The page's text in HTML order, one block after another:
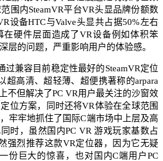
围内SteamVR平台VR头显品牌份额数
设备HTC与Valve头显共占据50%左右
在硬件层面造成了VR设备例如体积笨
层的问题，严重影响用户的体验感。
过兼容目前稳定性最好的SteamVR定位
超高清、超轻薄、超便携著称的arpara
不但解决了PC VR用户最关注的沙窗效
位方案，同时还将VR体验在全球范围
牢牢地抓住了国际C端市场中上层及高
时，虽然国内PC VR 游戏玩家基数占
强烈推荐这款VR定位器，因为它无疑
份巨大的惊喜，也对国内C端用户PC